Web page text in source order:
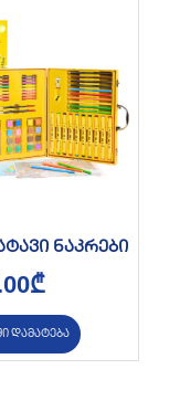
ნაკრები
₾
დამატება